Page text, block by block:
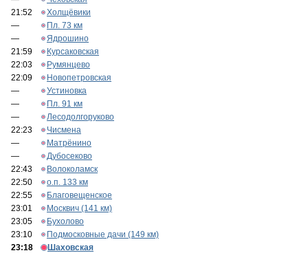
21:52
Холщёвики
—
Пл. 73 км
—
Ядрошино
21:59
Курсаковская
22:03
Румянцево
22:09
Новопетровская
—
Устиновка
—
Пл. 91 км
—
Лесодолгоруково
22:23
Чисмена
—
Матрёнино
—
Дубосеково
22:43
Волоколамск
22:50
о.п. 133 км
22:55
Благовещенское
23:01
Москвич (141 км)
23:05
Бухолово
23:10
Подмосковные дачи (149 км)
23:18
Шаховская